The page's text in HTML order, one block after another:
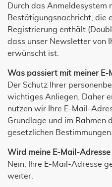
Durch das Anmeldesystem
Bestätigungsnachricht, die
Registrierung enthält
dass unser Newsletter von
erwünscht ist.
Was passiert mit meiner E-
Der Schutz Ihrer
wichtiges Anliegen. Daher
nutzen wir Ihre E-Mail-
Grundlage und im Rahmen
gesetzlichen Bestimmungen.
Wird meine E-Mail-
Nein, Ihre E-Mail-Adresse
weiter.